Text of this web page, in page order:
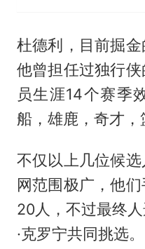
杜德利，目前掘
他曾担任过独行
员生涯14个赛季
船，雄鹿，奇才，
不仅以上几位候
网范围极广，他
20人，不过最终
·克罗宁共同挑选。